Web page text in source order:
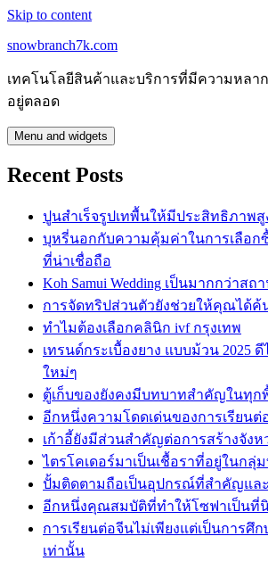
Skip to content
snowbranch7k.com
เทคโนโลยีสินค้าและบริการที่มีความหลา
อยู่ตลอด
Menu and widgets
Recent Posts
ปูนสำเร็จรูปเทพื้นให้มีประสิทธิภาพสู
บุหรี่นอกกับความคุ้มค่าในการเลือก
ที่น่าเชื่อถือ
Koh Samui Wedding เป็นมากกว่าส
การจัดทริปส่วนตัวยังช่วยให้คุณได้ค้
ทำไมต้องเลือกคลินิก ivf กรุงเทพ
เทรนด์กระเบื้องยาง แบบม้วน 2025
ใหม่ๆ
ตู้เก็บของยังคงมีบทบาทสำคัญในทุก
อีกหนึ่งความโดดเด่นของการเรียนต่
เก้าอี้ยังมีส่วนสำคัญต่อการสร้างจัง
ไตรโคเดอร์มาเป็นเชื้อราที่อยู่ในกลุ่
ปั้มติดตามถือเป็นอุปกรณ์ที่สำคัญและ
อีกหนึ่งคุณสมบัติที่ทำให้โซฟาเป็นที่
การเรียนต่อจีนไม่เพียงแต่เป็นการศึ
เท่านั้น